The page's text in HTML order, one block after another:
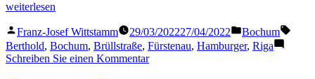
„Hamburger
weiterlesen
Veröffentlicht
von
Franz-Josef Wittstamm 29/03/202227/04/2022
Veröffentlicht
in
Bochum
Berthold, Bochum, Brüllstraße, Fürstenau, Hamburger, Riga
Schreiben Sie einen Kommentarzu